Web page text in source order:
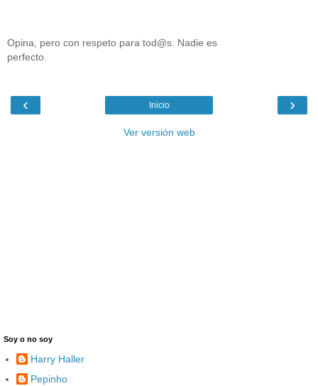
Opina, pero con respeto para tod@s. Nadie es
perfecto.
‹ ›
Inicio
Ver versión web
Soy o no soy
Harry Haller
Pepinho